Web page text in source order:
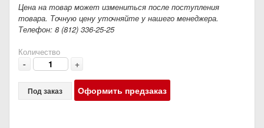
Цена на товар может измениться после поступления
товара. Точную цену уточняйте у нашего менеджера.
Телефон: 8 (812) 336-25-25
Количество
- +
Под заказ Оформить предзаказ